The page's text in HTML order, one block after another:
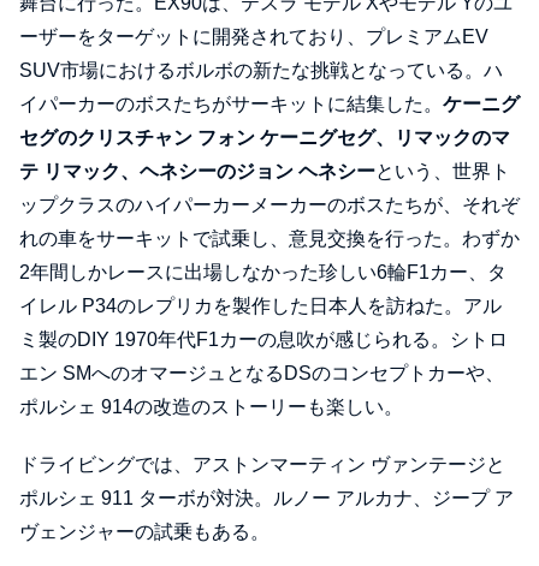
ーザーをターゲットに開発されており、プレミアムEV
SUV市場におけるボルボの新たな挑戦となっている。ハ
イパーカーのボスたちがサーキットに結集した。 ケーニグ
セグのクリスチャン フォン ケーニグセグ、リマックのマ
テ リマック、ヘネシーのジョン ヘネシーという、世界ト
ップクラスのハイパーカーメーカーのボスたちが、それぞ
れの車をサーキットで試乗し、意見交換を行った。わずか
2年間しかレースに出場しなかった珍しい6輪F1カー、タ
イレル P34のレプリカを製作した日本人を訪ねた。アル
ミ製のDIY 1970年代F1カーの息吹が感じられる。シトロ
エン SMへのオマージュとなるDSのコンセプトカーや、
ポルシェ 914の改造のストーリーも楽しい。
ドライビングでは、アストンマーティン ヴァンテージと
ポルシェ 911 ターボが対決。ルノー アルカナ、ジープ ア
ヴェンジャーの試乗もある。